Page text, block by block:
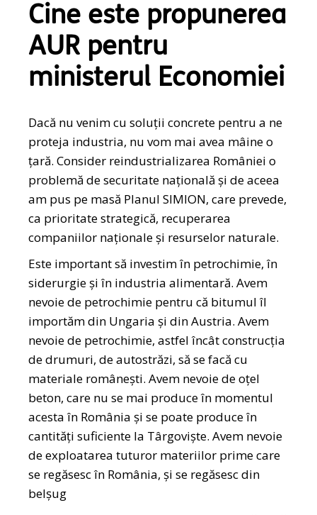
Cine este propunerea
AUR pentru
ministerul Economiei
Dacă nu venim cu soluţii concrete pentru a ne
proteja industria, nu vom mai avea mâine o
ţară. Consider reindustrializarea României o
problemă de securitate naţională şi de aceea
am pus pe masă Planul SIMION, care prevede,
ca prioritate strategică, recuperarea
companiilor naţionale şi resurselor naturale.
Este important să investim în petrochimie, în
siderurgie şi în industria alimentară. Avem
nevoie de petrochimie pentru că bitumul îl
importăm din Ungaria și din Austria. Avem
nevoie de petrochimie, astfel încât construcția
de drumuri, de autostrăzi, să se facă cu
materiale românești. Avem nevoie de oțel
beton, care nu se mai produce în momentul
acesta în România și se poate produce în
cantități suficiente la Târgoviște. Avem nevoie
de exploatarea tuturor materiilor prime care
se regăsesc în România, și se regăsesc din
belșug